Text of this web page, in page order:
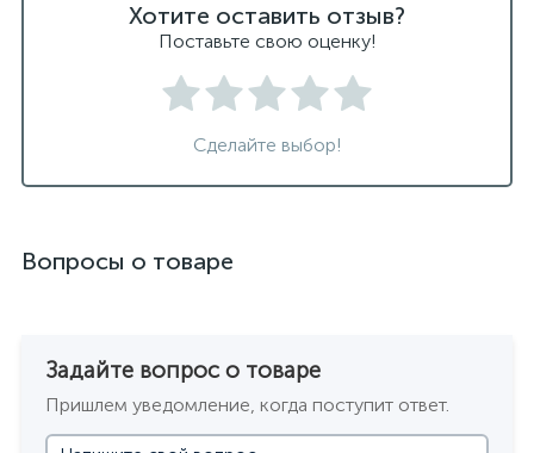
Хотите оставить отзыв?
Поставьте свою оценку!
Сделайте выбор!
Вопросы о товаре
Задайте вопрос о товаре
Пришлем уведомление, когда поступит ответ.